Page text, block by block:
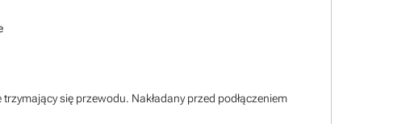
się przewodu. Nakładany przed podłączeniem